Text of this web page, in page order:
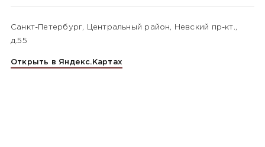
Санкт-Петербург, Центральный район, Невский пр-кт.,
д.55
Открыть в Яндекс.Картах